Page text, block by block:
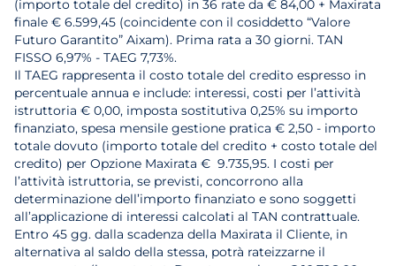
(importo totale del credito) in 36 rate da € 84,00 + Maxirata
finale € 6.599,45 (coincidente con il cosiddetto “Valore
Futuro Garantito” Aixam). Prima rata a 30 giorni. TAN
FISSO 6,97% - TAEG 7,73%.
Il TAEG rappresenta il costo totale del credito espresso in
percentuale annua e include: interessi, costi per l’attività
istruttoria € 0,00, imposta sostitutiva 0,25% su importo
finanziato, spesa mensile gestione pratica € 2,50 - importo
totale dovuto (importo totale del credito + costo totale del
credito) per Opzione Maxirata € 9.735,95. I costi per
l’attività istruttoria, se previsti, concorrono alla
determinazione dell’importo finanziato e sono soggetti
all’applicazione di interessi calcolati al TAN contrattuale.
Entro 45 gg. dalla scadenza della Maxirata il Cliente, in
alternativa al saldo della stessa, potrà rateizzarne il